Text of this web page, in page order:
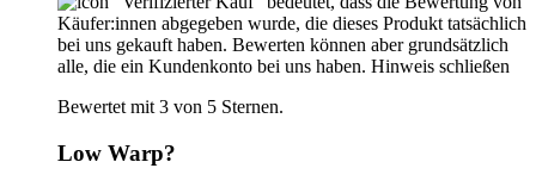
Käufer:innen abgegeben wurde, die dieses Produkt tatsächlich
bei uns gekauft haben. Bewerten können aber grundsätzlich
alle, die ein Kundenkonto bei uns haben. Hinweis schließen
Bewertet mit 3 von 5 Sternen.
Low Warp?